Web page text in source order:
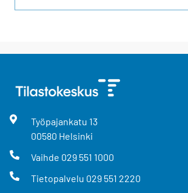
Työpajankatu 13
00580 Helsinki
Vaihde 029 551 1000
Tietopalvelu 029 551 2220